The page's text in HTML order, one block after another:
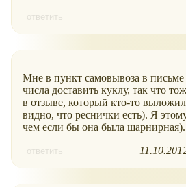
ответить
Мне в пункт самовывоза в
числа доставить куклу, так что
в отзыве, который кто-то
видно, что реснички есть). Я
чем если бы она была шарнирная).
ответить